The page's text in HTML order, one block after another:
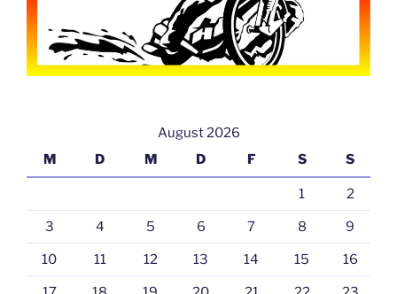
August 2026
M
D M D F S S
1 2
3 4 5 6 7 8 9
10 11 12 13 14 15 16